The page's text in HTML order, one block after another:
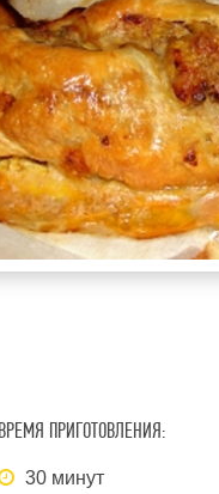
ВРЕМЯ ПРИГОТОВЛЕНИЯ:
30 минут